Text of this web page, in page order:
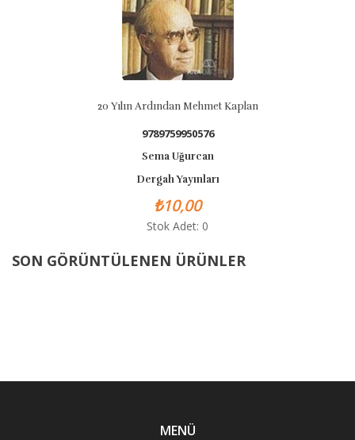
20 Yılın Ardından Mehmet Kaplan
9789759950576
Sema Uğurcan
Dergah Yayınları
₺10,00
Stok Adet: 0
SON GÖRÜNTÜLENEN ÜRÜNLER
MENÜ